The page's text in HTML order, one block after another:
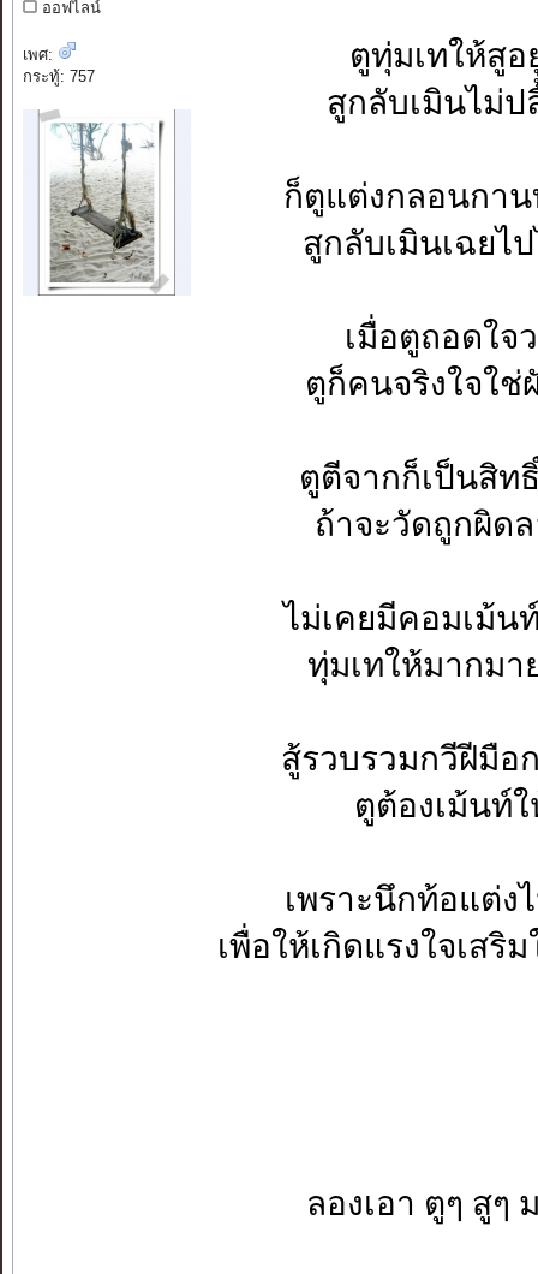
ออฟไลน์
เพศ:
กระทู้: 757
ตูทุ่มเทให้สู
สูกลับเมินไม่
ก็ตูแต่งกลอนกา
สูกลับเมินเฉย
เมื่อตูถอดใ
ตูก็คนจริงใจใ
ตูตีจากก็เป็นสิท
ถ้าจะวัดถูกผิ
ไม่เคยมีคอมเม้น
ทุ่มเทให้มากม
สู้รวบรวมกวีฝีมื
ตูต้องเม้นท์
เพราะนึกท้อแต่
เพื่อให้เกิดแรงใจเส
ลองเอา ตูๆ สู